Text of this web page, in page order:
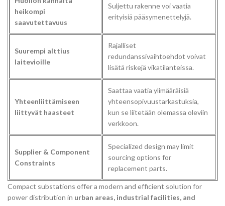
heikompi
saavutettavuus
Suljettu rakenne voi vaatia
erityisiä pääsymenettelyjä.
Suurempi alttius
laitevioille
Rajalliset
redundanssivaihtoehdot voivat
lisätä riskejä vikatilanteissa.
Yhteenliittämiseen
liittyvät haasteet
Saattaa vaatia ylimääräisiä
yhteensopivuustarkastuksia,
kun se liitetään olemassa oleviin
verkkoon.
Supplier & Component
Constraints
Specialized design may limit
sourcing options for
replacement parts.
Compact substations offer a modern and efficient solution for
power distribution in urban areas, industrial facilities, and